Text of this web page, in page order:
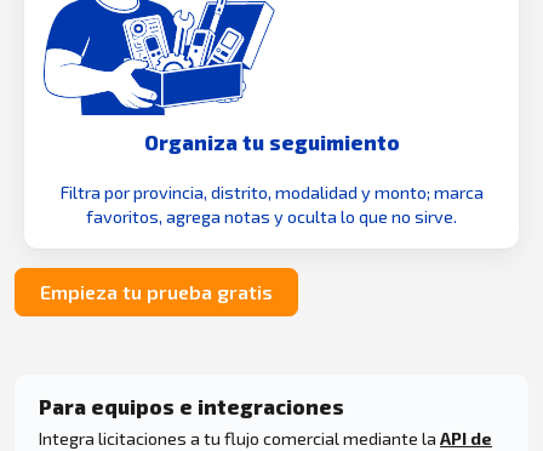
Organiza tu seguimiento
Filtra por provincia, distrito, modalidad y monto; marca
favoritos, agrega notas y oculta lo que no sirve.
Empieza tu prueba gratis
Para equipos e integraciones
Integra licitaciones a tu flujo comercial mediante la API de